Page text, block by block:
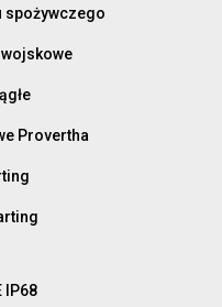
spożywczego
Provertha
IP68